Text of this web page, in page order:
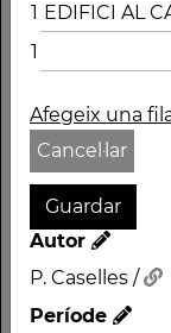
1
1
Afegeix una
Cancel·lar
Autor
P. Caselles /
Període
Nom
EDIFICI AL